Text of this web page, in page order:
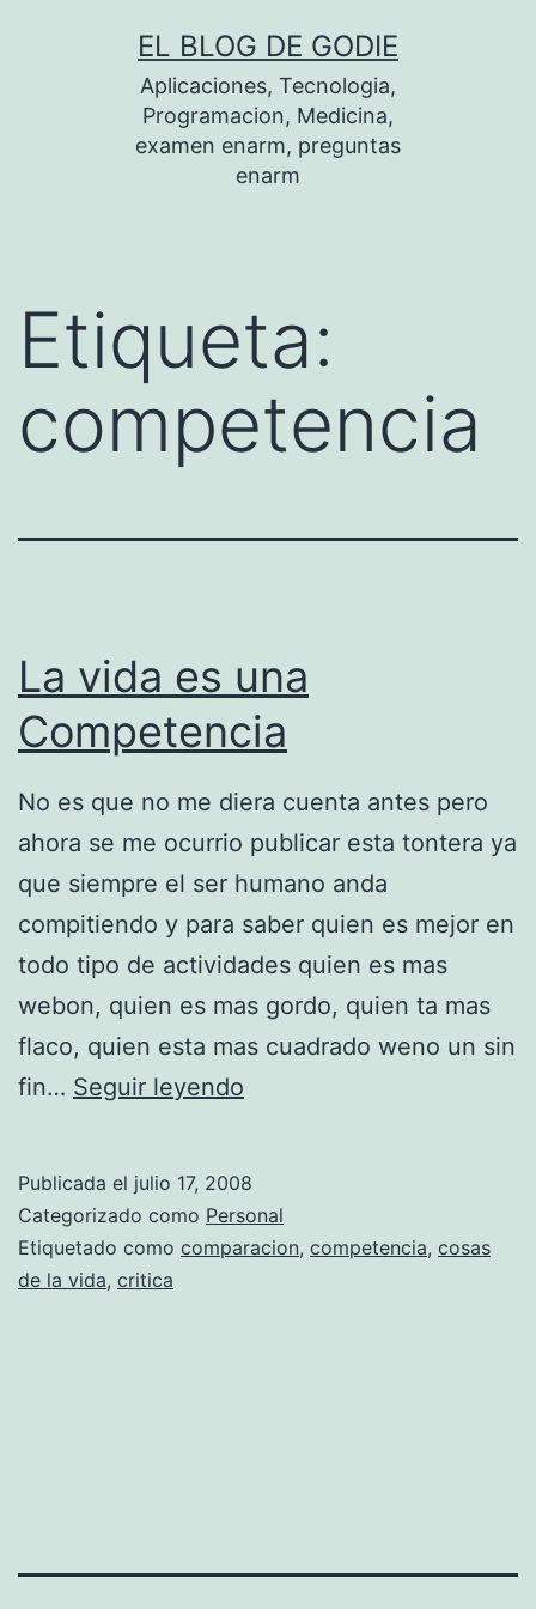
EL BLOG DE GODIE
Aplicaciones, Tecnologia,
Programacion, Medicina,
examen enarm, preguntas
enarm
Etiqueta:
competencia
La vida es una
Competencia
No es que no me diera cuenta antes pero
ahora se me ocurrio publicar esta tontera ya
que siempre el ser humano anda
compitiendo y para saber quien es mejor en
todo tipo de actividades quien es mas
webon, quien es mas gordo, quien ta mas
flaco, quien esta mas cuadrado weno un sin
fin… Seguir leyendo
i
d
o
Publicada el julio 17, 2008
Categorizado como Personal
Etiquetado como comparacion, competencia, cosas
de la vida, critica